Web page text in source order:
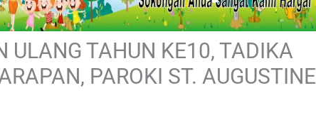
ULANG TAHUN KE10, TADIKA
PAROKI ST. AUGUSTINE